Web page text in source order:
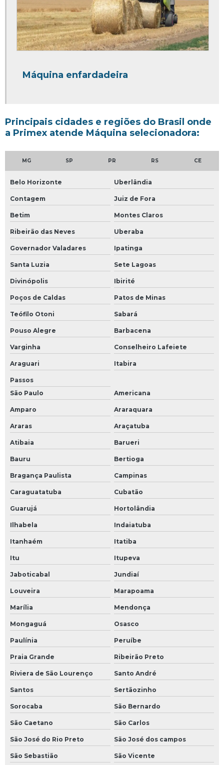
Esteira transportadora modular
Esteira transportadora motorizada
Esteira transportadora para areia
Esteira transportadora para caixas
Esteira transportadora preço por metro
Esteira transportadora reta
Fornecedor de mini esteira transportadora
Linha de movimentação
Máquina enfardadeira
Niveladora de doca frontal
Niveladora de doca preço
Niveladora doca
Niveladora doca manual
Pesagem industrial
Plataforma hidráulica para doca
Plataforma manual para docas
Plataforma niveladora para doca
Rampas para docas de carga
Serviço de fresa
Serviço de fresa cnc
Serviço de fresagem
Serviço de solda a laser
Serviço de solda em aço inox
Serviço de solda em alumínio
Serviço de solda mig
Serviço de solda tig
Serviço de soldagem
Serviço de torno cnc
Soldagem mig e tig
Soldagem tig e mig
Usinagem fresadora
Máquina enfardadeira
Principais cidades e regiões do Brasil onde
a Primex atende Máquina selecionadora:
MG SP PR RS CE
Belo Horizonte Uberlândia
Contagem Juiz de Fora
Betim Montes Claros
Ribeirão das Neves Uberaba
Governador Valadares Ipatinga
Santa Luzia Sete Lagoas
Divinópolis Ibirité
Poços de Caldas Patos de Minas
Teófilo Otoni Sabará
Pouso Alegre Barbacena
Varginha Conselheiro Lafeiete
Araguari Itabira
Passos
São Paulo
Americana
Amparo Araraquara
Araras Araçatuba
Atibaia Barueri
Bauru Bertioga
Bragança Paulista Campinas
Caraguatatuba Cubatão
Guarujá Hortolândia
Ilhabela Indaiatuba
Itanhaém Itatiba
Itu Itupeva
Jaboticabal Jundiaí
Louveira Marapoama
Marília Mendonça
Mongaguá Osasco
Paulínia Peruíbe
Praia Grande Ribeirão Preto
Riviera de São Lourenço Santo André
Santos Sertãozinho
Sorocaba São Bernardo
São Caetano São Carlos
São José do Rio Preto São José dos campos
São Sebastião São Vicente